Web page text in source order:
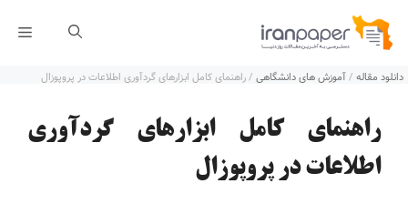
پرش
محتوا
دانلود مقاله /آموزش های دانشگاهی /راهنمای کامل ابزارهای گردآوری اطلاعات در پروپوزال
راهنمای کامل ابزارهای گردآوری
اطلاعات در پروپوزال